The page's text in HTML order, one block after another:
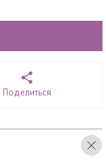
Поделиться